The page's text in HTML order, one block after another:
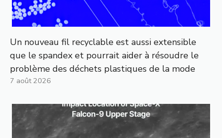
Un nouveau fil recyclable est aussi extensible
que le spandex et pourrait aider à résoudre le
problème des déchets plastiques de la mode
7 août 2026